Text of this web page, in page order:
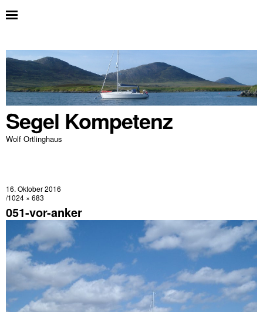
Segel Kompetenz
Wolf Ortlinghaus
16. Oktober 2016
1024 × 683
051-vor-anker